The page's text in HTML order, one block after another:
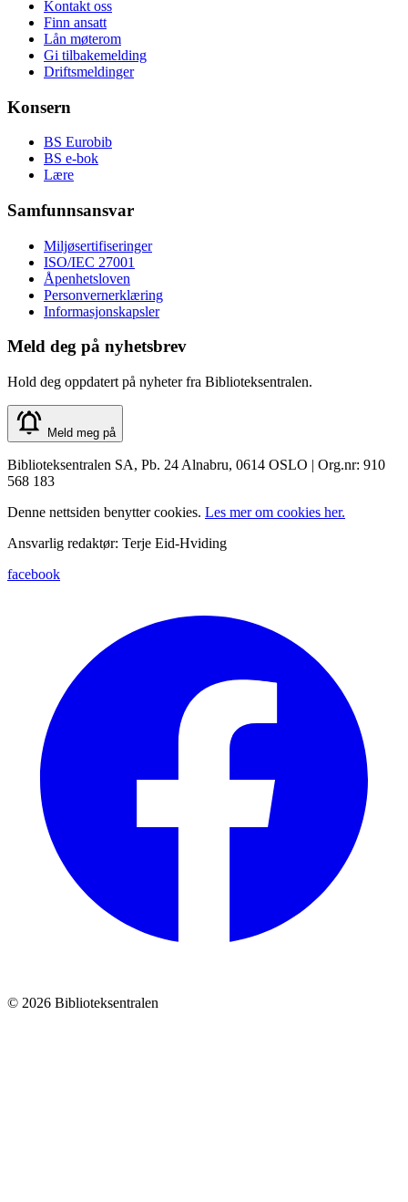
Kontakt oss
Finn ansatt
Lån møterom
Gi tilbakemelding
Driftsmeldinger
Konsern
BS Eurobib
BS e-bok
Lære
Samfunnsansvar
Miljøsertifiseringer
ISO/IEC 27001
Åpenhetsloven
Personvernerklæring
Informasjonskapsler
Meld deg på nyhetsbrev
Hold deg oppdatert på nyheter fra Biblioteksentralen.
Meld meg på
Biblioteksentralen SA, Pb. 24 Alnabru, 0614 OSLO | Org.nr: 910
568 183
Denne nettsiden benytter cookies. Les mer om cookies her.
Ansvarlig redaktør: Terje Eid-Hviding
facebook
© 2026 Biblioteksentralen